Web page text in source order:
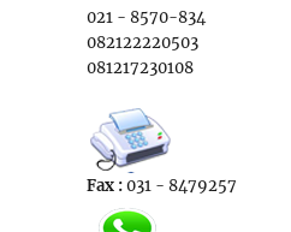
021 - 8570-834
082122220503
081217230108
Fax :031 - 8479257